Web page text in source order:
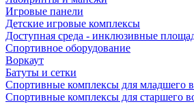
Игровые панели
Детские игровые комплексы
Доступная среда - инклюзивные
Спортивное оборудование
Воркаут
Батуты и сетки
Спортивные комплексы для младшего
Спортивные комплексы для старшего